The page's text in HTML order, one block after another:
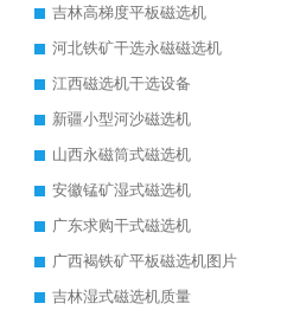
吉林高梯度平板磁选机
河北铁矿干选永磁磁选机
江西磁选机干选设备
新疆小型河沙磁选机
山西永磁筒式磁选机
安徽锰矿湿式磁选机
广东求购干式磁选机
广西褐铁矿平板磁选机图片
吉林湿式磁选机质量